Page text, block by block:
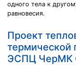
одного тела к
равновесия.
Проект
термической
ЭСПЦ ЧерМК